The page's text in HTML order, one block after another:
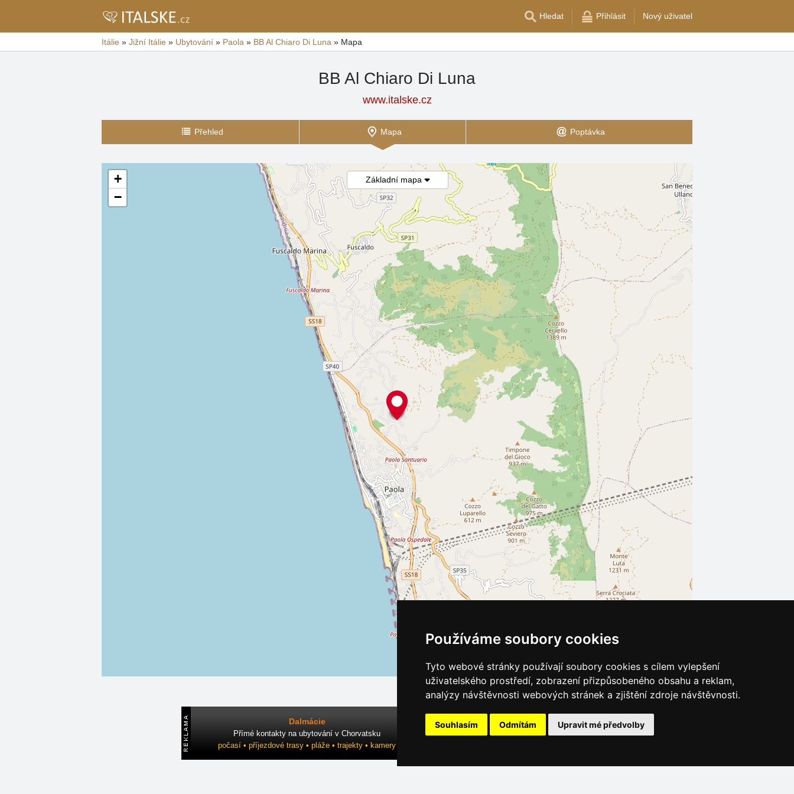
Používáme soubory cookies
Tyto webové stránky používají soubory cookies s cílem vylepšení
uživatelského prostředí, zobrazení přizpůsobeného obsahu a reklam,
analýzy návštěvnosti webových stránek a zjištění zdroje návštěvnosti.
Souhlasím Odmítám Upravit mé předvolby
Hledat Přihlásit Nový uživatel
Itálie » Jižní Itálie » Ubytování » Paola » BB Al Chiaro Di Luna » Mapa
BB Al Chiaro Di Luna
www.italske.cz
Přehled Mapa Poptávka
Základní mapa
+
−
Leaflet | ©OpenStreetMapcontributors
Dalmácie
Přímé kontakty na ubytování v Chorvatsku
počasí • příjezdové trasy • pláže • trajekty • kamery